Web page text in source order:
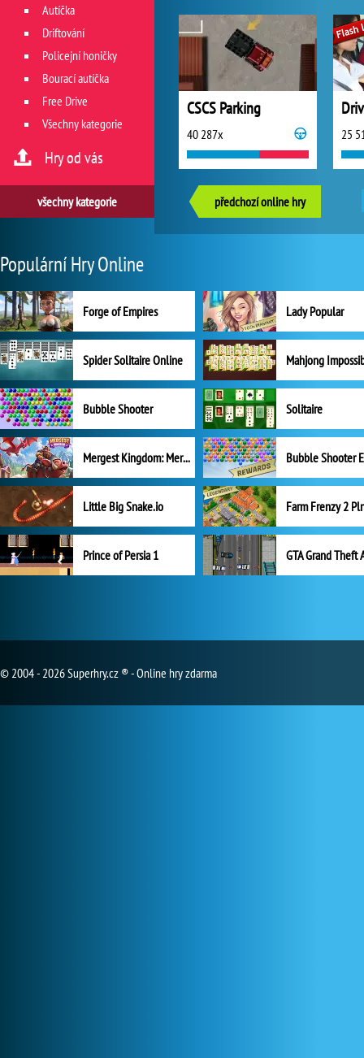
CSCS Parking
40 287x 25
předchozí online hry
Autíčka
Driftování
Policejní honičky
Bourací autíčka
Free Drive
Všechny kategorie
Hry od vás
všechny kategorie
Populární Hry Online
Forge of Empires Lady Popular
Spider Solitaire Online Mahjong
Bubble Shooter Solitaire
Mergest Kingdom: Merge Puzzle
Little Big Snake.io
Prince of Persia 1 GTA Grand Theft
© 2004 - 2026 Superhry.cz ® - Online hry zdarma